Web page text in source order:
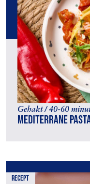
Gehakt / 40-60
Mediterrane
recept